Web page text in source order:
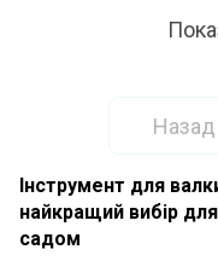
Назад
Інструмент для
найкращий вибір
садом